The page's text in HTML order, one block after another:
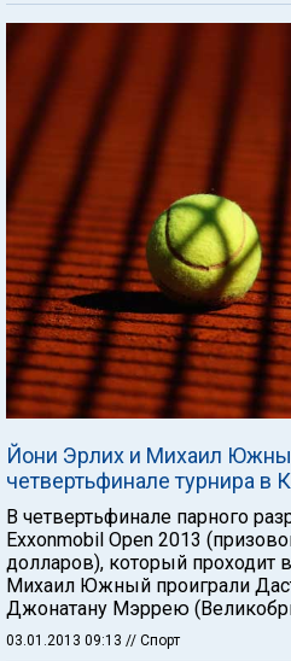
Йони Эрлих и Михаил
четвертьфинале турнира в
В четвертьфинале парного
Exxonmobil Open 2013
долларов), который проходит
Михаил Южный проиграли
Джонатану Мэррею
03.01.2013 09:13 // Спорт